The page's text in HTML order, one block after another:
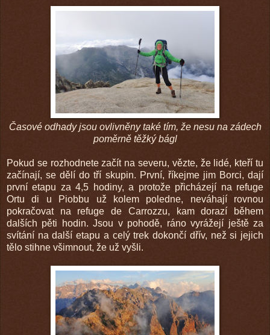
Časové odhady jsou ovlivněny také tím, že nesu na zádech
poměrně těžký bágl
Pokud se rozhodnete začít na severu, vězte, že lidé, kteří tu
začínají, se dělí do tří skupin. První, říkejme jim Borci, dají
první etapu za 4,5 hodiny, a protože přicházejí na refuge
Ortu di u Piobbu už kolem poledne, neváhají rovnou
pokračovat na refuge de Carrozzu, kam dorazí během
dalších pěti hodin. Jsou v pohodě, ráno vyrážejí ještě za
svítání na další etapu a celý trek dokončí dřív, než si jejich
tělo stihne všimnout, že už vyšli.